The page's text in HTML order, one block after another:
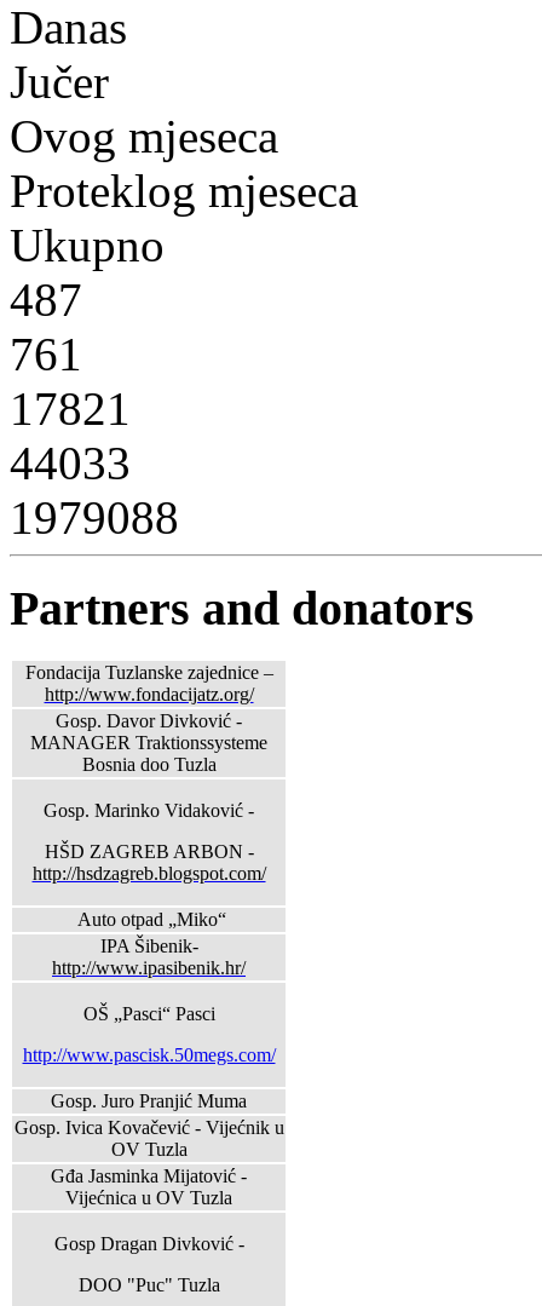
Danas
Jučer
Ovog mjeseca
Proteklog mjeseca
Ukupno
487
761
17821
44033
1979088
Partners and donators
Fondacija Tuzlanske zajednice –
http://www.fondacijatz.org/
Gosp. Davor Divković -
MANAGER Traktionssysteme
Bosnia doo Tuzla
Gosp. Marinko Vidaković -
HŠD ZAGREB ARBON -
http://hsdzagreb.blogspot.com/
Auto otpad „Miko“
IPA Šibenik-
http://www.ipasibenik.hr/
OŠ „Pasci“ Pasci
http://www.pascisk.50megs.com/
Gosp. Juro Pranjić Muma
Gosp. Ivica Kovačević - Vijećnik u
OV Tuzla
Gđa Jasminka Mijatović -
Vijećnica u OV Tuzla
Gosp Dragan Divković -
DOO "Puc" Tuzla